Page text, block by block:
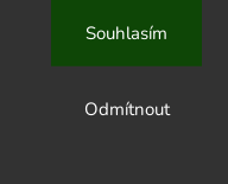
Odmítnout
Souhlasím